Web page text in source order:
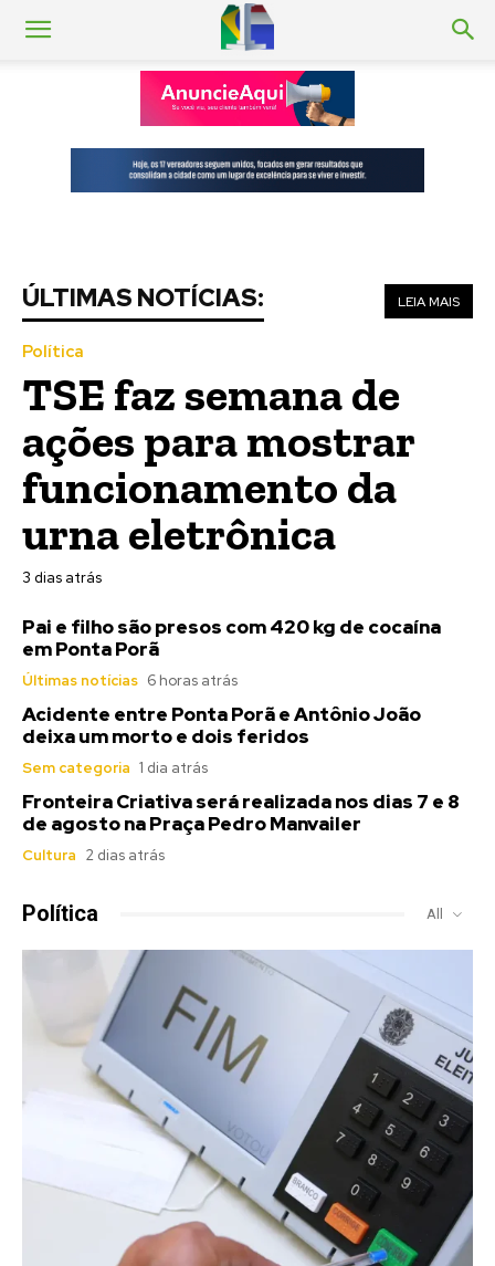
LEIA MAIS
ÚLTIMAS NOTÍCIAS:
Política
TSE faz semana de
ações para mostrar
funcionamento da
urna eletrônica
3 dias atrás
Pai e filho são presos com 420 kg de cocaína
em Ponta Porã
Últimas notícias 6 horas atrás
Acidente entre Ponta Porã e Antônio João
deixa um morto e dois feridos
Sem categoria 1 dia atrás
Fronteira Criativa será realizada nos dias 7 e 8
de agosto na Praça Pedro Manvailer
Cultura 2 dias atrás
Política All